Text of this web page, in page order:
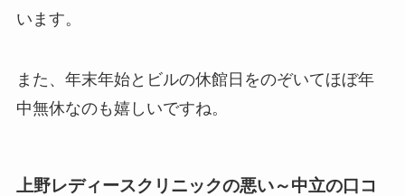
います。
また、年末年始とビルの休館日をのぞいてほぼ年
中無休なのも嬉しいですね。
上野レディースクリニックの悪い～中立の口コ